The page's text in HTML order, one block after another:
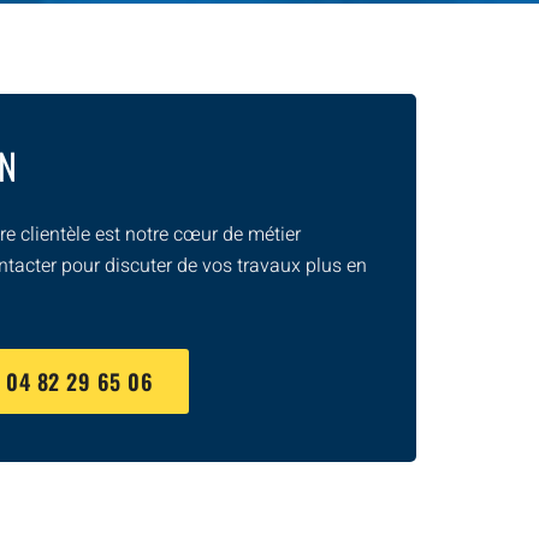
clientèle est notre cœur de métier
pour discuter de vos travaux plus en
04 82 29 65 06